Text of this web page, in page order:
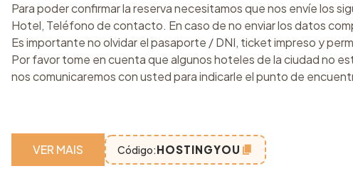
Para poder confirmar la reserva necesitamos que nos envíe los
Hotel, Teléfono de contacto. En caso de no enviar los datos
Es importante no olvidar el pasaporte / DNI, ticket impreso y
Por favor tome en cuenta que algunos hoteles de la ciudad no
nos comunicaremos con usted para indicarle el punto de
VER MAIS Código:HOSTINGYOU